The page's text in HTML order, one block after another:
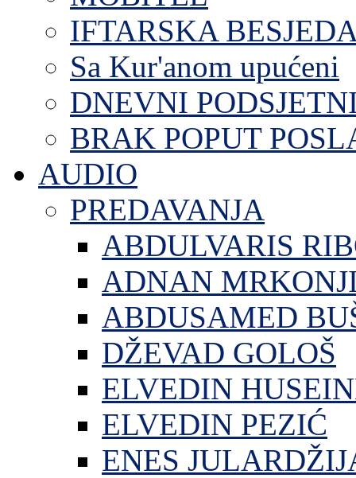
IFTARSKA
Sa Kur'anom upućeni
DNEVNI
BRAK POPUT
AUDIO
PREDAVANJA
ABDULVARIS
ADNAN
ABDUSAMED
DŽEVAD GOLOŠ
ELVEDIN
ELVEDIN PEZIĆ
ENES